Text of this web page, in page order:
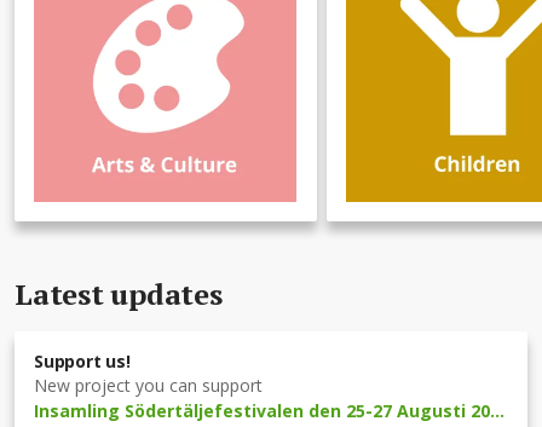
Latest updates
Support us!
New project you can support
Insamling Södertäljefestivalen den 25-27 Augusti 2023